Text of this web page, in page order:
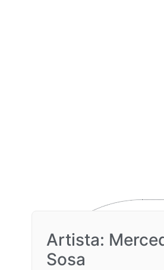
Artista:
Sosa